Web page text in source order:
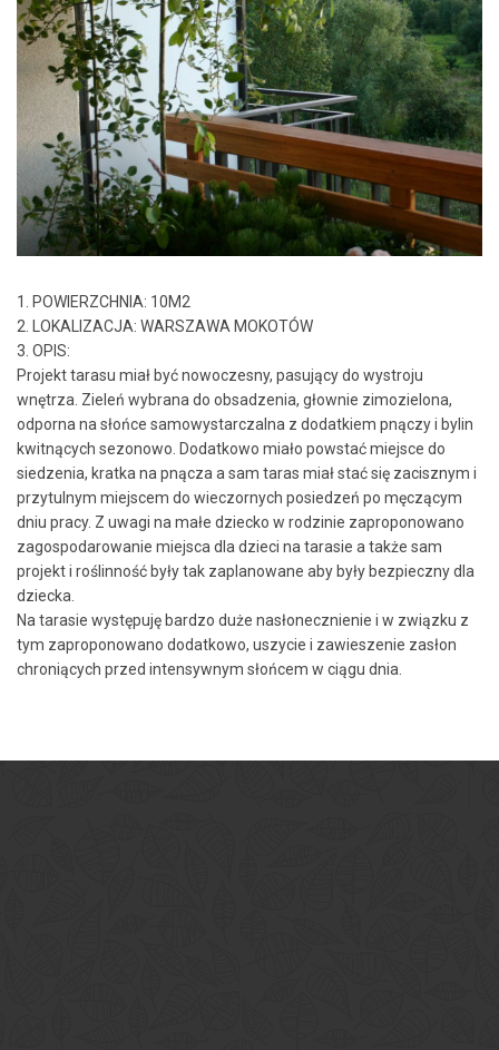
1. POWIERZCHNIA: 10M2
2. LOKALIZACJA: WARSZAWA MOKOTÓW
3. OPIS:
Projekt tarasu miał być nowoczesny, pasujący do wystroju
wnętrza. Zieleń wybrana do obsadzenia, głownie zimozielona,
odporna na słońce samowystarczalna z dodatkiem pnączy i bylin
kwitnących sezonowo. Dodatkowo miało powstać miejsce do
siedzenia, kratka na pnącza a sam taras miał stać się zacisznym i
przytulnym miejscem do wieczornych posiedzeń po męczącym
dniu pracy. Z uwagi na małe dziecko w rodzinie zaproponowano
zagospodarowanie miejsca dla dzieci na tarasie a także sam
projekt i roślinność były tak zaplanowane aby były bezpieczny dla
dziecka.
Na tarasie występuję bardzo duże nasłonecznienie i w związku z
tym zaproponowano dodatkowo, uszycie i zawieszenie zasłon
chroniących przed intensywnym słońcem w ciągu dnia.